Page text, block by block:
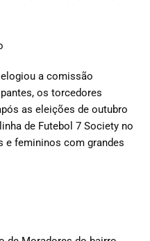
a comissão
os torcedores
as eleições de outubro
de Futebol 7 Society no
e femininos com grandes